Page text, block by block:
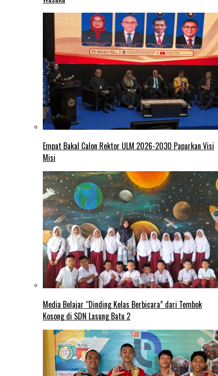
Empat Bakal Calon Rektor ULM 2026-2030 Paparkan Visi
Misi
Media Belajar “Dinding Kelas Berbicara” dari Tembok
Kosong di SDN Lasung Batu 2